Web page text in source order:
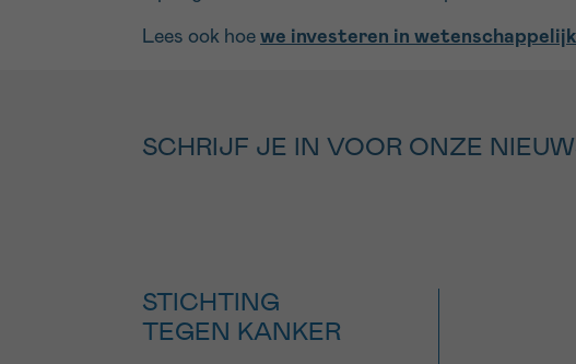
Lees ook hoe we investeren in
SCHRIJF JE IN VOOR ONZE
STICHTING
TEGEN KANKER